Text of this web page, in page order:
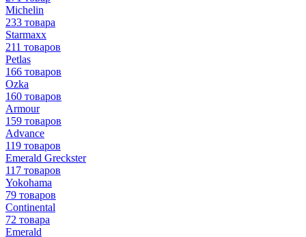
Michelin
233 товара
Starmaxx
211 товаров
Petlas
166 товаров
Ozka
160 товаров
Armour
159 товаров
Advance
119 товаров
Emerald Greckster
117 товаров
Yokohama
79 товаров
Continental
72 товара
Emerald